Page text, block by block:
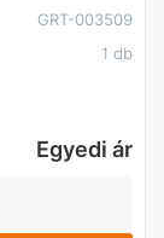
GRT-003509
1 db
Egyedi ár